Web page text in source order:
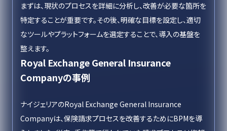
まずは、現状のプロセスを詳細に分析し、改善が必要な箇所を
特定することが重要です。その後、明確な目標を設定し、適切
なツールやプラットフォームを選定することで、導入の基盤を
整えます。
Royal Exchange General Insurance
Companyの事例
ナイジェリアのRoyal Exchange General Insurance
Companyは、保険請求プロセスを改善するためにBPMを導